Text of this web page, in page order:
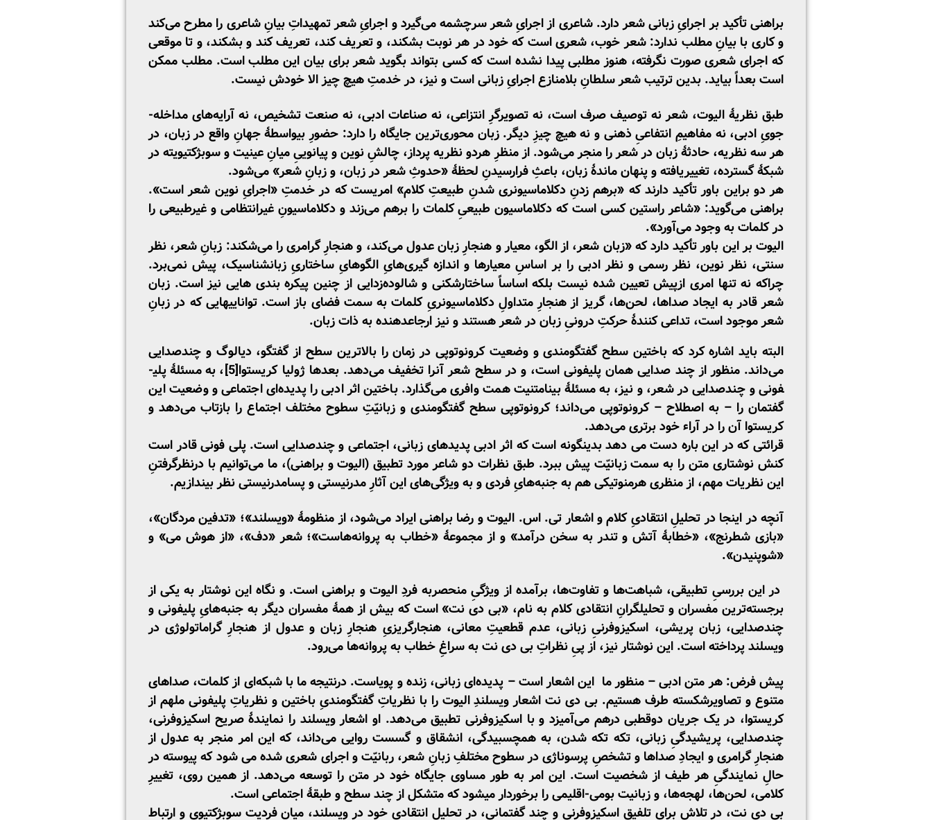
براهنی تأکید بر اجرایِ زبانی شعر دارد. شاعری از اجرایِ شعر سرچشمه می‌گیرد و اجرایِ شعر تمهیداتِ بیانِ شاعری را مطرح می‌کند
و کاری با بیانِ مطلب ندارد: شعر خوب، شعری است که خود در هر نوبت بشکند، و تعریف کند، تعریف کند و بشکند، و تا موقعی
که اجرای شعری صورت نگرفته، هنوز مطلبی پیدا نشده ­است که کسی بتواند بگوید شعر برای بیان این مطلب است. مطلب ممکن
است بعداً بیاید. بدین­ ترتیب شعر سلطانِ بلامنازع اجرایِ زبانی است و نیز، در خدمتِ هیچ ­چیز الا خودش نیست.
طبق نظریۀ الیوت، شعر نه توصیف صرف است، نه تصویرگرِ انتزاعی، نه صناعات ادبی، نه صنعت تشخیص، نه آرایه‌های مداخله­
جویِ ادبی، نه مفاهیمِ انتفاعیِ ذهنی و نه هیچ ­چیزِ دیگر. زبان محوری‌ترین جایگاه را دارد: حضورِ بی­واسطۀ جهانِ واقع در زبان، در
هر سه نظریه، حادثۀ زبان در شعر را منجر می‌شود. از منظرِ هردو نظریه ­پرداز، چالشِ نوین و پیانوییِ میانِ عینیت و سوبژکتیویته در
شبکۀ گسترده، تغییریافته و پنهان ­ماندۀ زبان، باعثِ فرارسیدنِ لحظۀ «حدوثِ شعر در زبان، و زبانِ شعر» می‌شود.
هر دو براین باور تأکید دارند که «برهم ­زدنِ دکلاماسیونری ­شدنِ طبیعتِ کلام» امری­ست که در خدمتِ «اجرایِ نوین شعر است».
براهنی می‌گوید: «شاعر راستین کسی است که دکلاماسیون طبیعیِ کلمات را برهم می‌زند و دکلاماسیونِ غیرانتظامی و غیرطبیعی را
در کلمات به ­وجود می‌آورد».
الیوت بر این باور تأکید دارد که «زبان شعر، از الگو، معیار و هنجارِ زبان عدول می‌کند، و هنجارِ گرامری را می‌شکند: زبانِ شعر، نظر
سنتی، نظر نوین، نظر رسمی و نظر ادبی را بر اساسِ معیارها و اندازه ­گیری‌هایِ الگوهایِ ساختاریِ زبانشناسیک، پیش نمی‌برد.
چراکه نه­ تنها امری ازپیش­ تعیین­ شده نیست بلکه اساساً ساختارشکنی و شالوده‌زدایی از چنین پیکره ­­بندی ­هایی نیز است. زبان
شعر قادر به ایجاد صداها، لحن‌ها، گریز از هنجارِ متداولِ دکلاماسیونریِ کلمات به سمت فضای باز است. توانایی­هایی که در زبانِ
شعر موجود است، تداعی ­کنندۀ حرکتِ درونیِ زبان در شعر هستند و نیز ارجاع­دهنده به ذات زبان.
البته باید اشاره کرد که باختین سطح گفتگومندی و وضعیت کرونوتوپی در زمان را بالاترین سطح از گفتگو، دیالوگ و چندصدایی
می‌داند. منظور از چند صدایی همان پلی­فونی است، و در سطح شعر آن­را تخفیف می‌دهد. بعدها ژولیا کریستوا[5] ، به مسئلۀ پلی­
فونی و چندصدایی در شعر، و نیز، به مسئلۀ بینامتنیت همت وافری می‌گذارد. باختین اثر ادبی را پدیده‌ای اجتماعی و وضعیت این
گفتمان را – به اصطلاح – کرونوتوپی می‌داند؛ کرونوتوپی سطح گفتگومندی و زبانیّتِ سطوح مختلف اجتماع را بازتاب می‌دهد و
کریستوا آن را در آراء خود برتری می‌دهد.
قرائتی که در این باره دست می ­دهد بدین­گونه ا­ست که اثر ادبی پدیده­ای زبانی، اجتماعی و چندصدایی است. پلی فونی قادر است
کنش نوشتاری متن را به سمت زبانیّت پیش ببرد. طبق نظرات دو شاعر مورد تطبیق (الیوت و براهنی)، ما می‌توانیم با درنظرگرفتنِ
این نظریات مهم، از منظری هرمنوتیکی هم به جنبه‌هایِ فردی و به ویژگی‌های این آثارِ مدرنیستی و پسامدرنیستی نظر بیندازیم.
آنچه در اینجا در تحلیلِ انتقادیِ کلام و اشعار تی. اس. الیوت و رضا براهنی ایراد می‌شود، از منظومۀ «ویسلند»؛ «تدفین مردگان»،
«بازی شطرنج»، «خطابۀ آتش و تندر به سخن درآمد» و از مجموعۀ «خطاب به پروانه‌هاست»؛ شعر «دف»، «از هوش می» و
«شوپنیدن».
در این بررسیِ تطبیقی، شباهت‌ها و تفاوت‌ها، برآمده از ویژگیِ منحصربه ­فردِ الیوت و براهنی است. و نگاه این نوشتار به یکی از
برجسته‌ترین مفسران و تحلیلگرانِ انتقادی کلام به نام، «بی دی نت» است که بیش از همۀ مفسران دیگر به­ جنبه‌هایِ پلی­فونی و
چندصدایی، زبان پریشی، اسکیزوفرنیِ زبانی، عدم ­قطعیتِ معانی، هنجارگریزیِ هنجارِ زبان و عدول از هنجارِ گراماتولوژی در
ویسلند پرداخته است. این نوشتار نیز، از پیِ نظراتِ بی دی نت به سراغِ خطاب به پروانه‌ها می‌رود.
پیش فرض: هر متن ادبی – منظور ما این اشعار است – پدیده‌ای زبانی، زنده و پویاست. درنتیجه ما با شبکه‌ای از کلمات، صداهای
متنوع و تصاویرشکسته طرف هستیم. بی دی نت اشعار ویسلندِ الیوت را با نظریاتِ گفتگومندیِ باختین و نظریاتِ پلی­فونی ملهم از
کریستوا، در یک جریان دوقطبی درهم می‌آمیزد و با اسکیزوفرنی تطبیق می‌دهد. او اشعار ویسلند را نمایندۀ صریح اسکیزوفرنی،
چندصدایی، پریشیدگیِ زبانی، تکه ­تکه­ شدن، به ­­هم­چسبیدگی، انشقاق و گسست روایی می‌داند، که این امر منجر به عدول از
هنجارِ گرامری و ایجادِ صداها و تشخصِ پرسوناژی در سطوح مختلفِ زبانِ شعر، ربانیّت و اجرای شعری ­شده می ­شود که پیوسته در
حالِ نمایندگیِ هر طیف از شخصیت است. این امر به طور مساوی جایگاه خود در متن را توسعه می‌دهد. از همین روی، تغییرِ
کلامی، لحن‌ها، لهجه‌ها، و زبانیت بومی-اقلیمی را برخوردار می­شود که متشکل از چند سطح و طبقۀ اجتماعی است.
بی دی نت، در تلاش برای تلفیق اسکیزوفرنی و چند گفتمانی، در تحلیل انتقادی خود در ویسلند، میان فردیت سوبژکتیوی و ارتباط